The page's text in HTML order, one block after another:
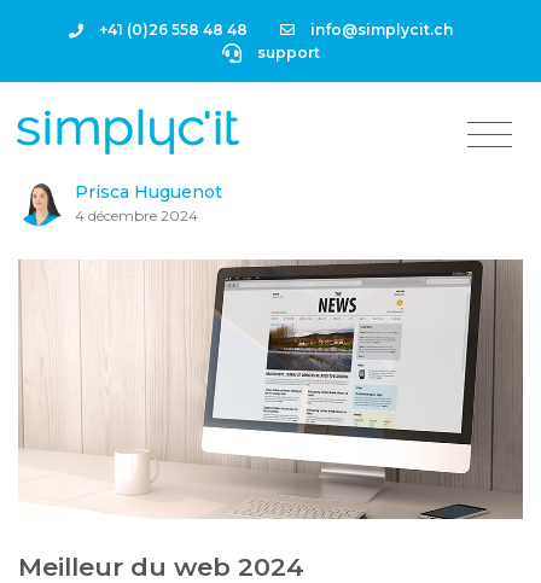
+41 (0)26 558 48 48
info@simplycit.ch
support
Prisca Huguenot
4 décembre 2024
Meilleur du web 2024